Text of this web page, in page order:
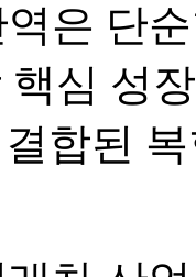
은 단
심 성
합된